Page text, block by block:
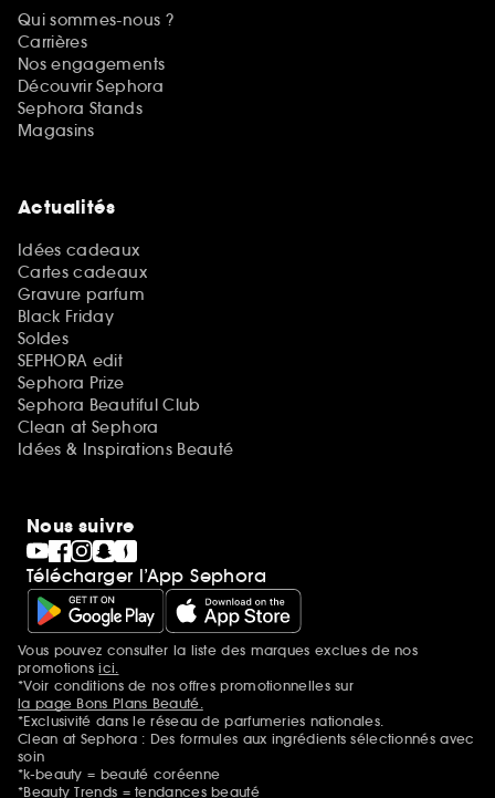
Qui sommes-nous ?
Carrières
Nos engagements
Découvrir Sephora
Sephora Stands
Magasins
Actualités
Idées cadeaux
Cartes cadeaux
Gravure parfum
Black Friday
Soldes
SEPHORA edit
Sephora Prize
Sephora Beautiful Club
Clean at Sephora
Idées & Inspirations Beauté
Nous suivre
Télécharger l’App Sephora
Mentions additionnelles
Vous pouvez consulter la liste des marques exclues de nos
promotionsici.
*Voir conditions de nos offres promotionnelles sur
la page Bons Plans Beauté.
*Exclusivité dans le réseau de parfumeries nationales.
Clean at Sephora : Des formules aux ingrédients sélectionnés avec
soin
*k-beauty = beauté coréenne
*Beauty Trends = tendances beauté